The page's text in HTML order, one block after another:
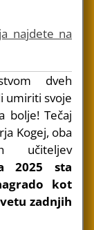
najdete na
dveh
umiriti svoje
bolje! Tečaj
Kogej, oba
učiteljev
2025 sta
kot
zadnjih